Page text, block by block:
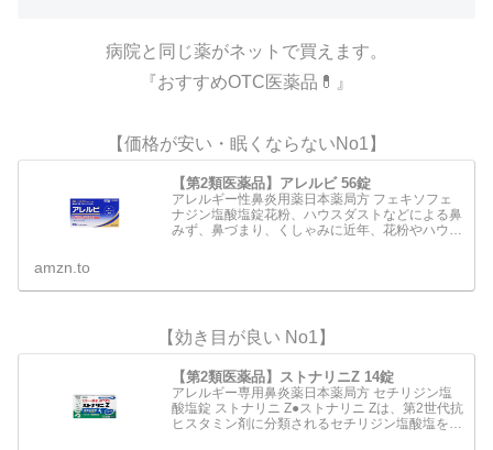
病院と同じ薬がネットで買えます。
『おすすめOTC医薬品💊』
【価格が安い・眠くならないNo1】
【第2類医薬品】アレルビ 56錠
アレルギー性鼻炎用薬日本薬局方 フェキソフェ
ナジン塩酸塩錠花粉、ハウスダストなどによる鼻
みず、鼻づまり、くしゃみに近年、花粉やハウス
amzn.to
【効き目が良い No1】
【第2類医薬品】ストナリニZ 14錠
アレルギー専用鼻炎薬日本薬局方 セチリジン塩
酸塩錠 ストナリニ Z●ストナリニ Zは、第2世代抗
ヒスタミン剤に分類されるセチリジン塩酸塩を配